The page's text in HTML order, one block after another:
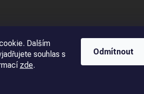
Dalším
souhlas s
zde.
Odmítnout